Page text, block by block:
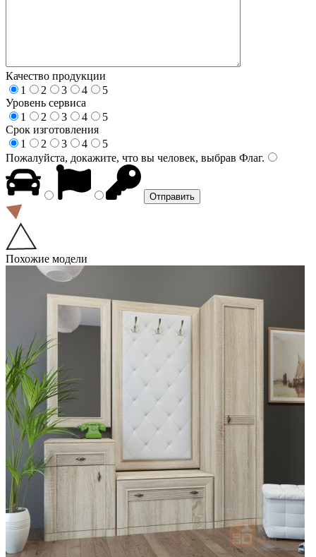
Качество продукции
1
2 3 4
5
Уровень сервиса
1
2 3 4
5
Срок изготовления
1
2 3 4
5
Пожалуйста, докажите, что вы человек, выбрав Флаг.
Похожие модели